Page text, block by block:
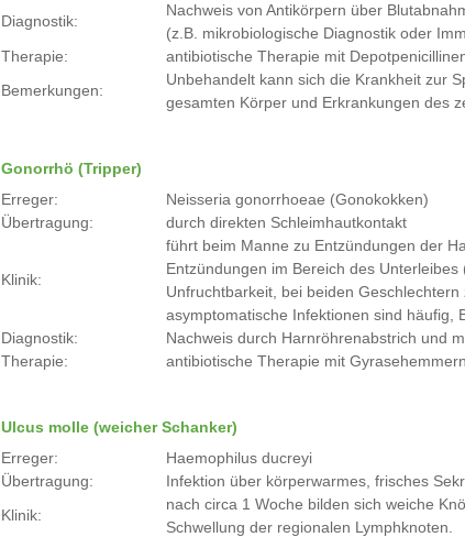
Diagnostik:
Nachweis von Antikörpern über
(z.B. mikrobiologische Diagnostik oder
Therapie:
antibiotische Therapie mit
Bemerkungen:
Unbehandelt kann sich die Krankheit zur
gesamten Körper und Erkrankungen des
Gonorrhö (Tripper)
Erreger:
Neisseria gonorrhoeae (Gonokokken)
Übertragung:
durch direkten Schleimhautkontakt
Klinik:
führt beim Manne zu Entzündungen der
Entzündungen im Bereich des
Unfruchtbarkeit, bei beiden
asymptomatische Infektionen sind häufig,
Diagnostik:
Nachweis durch Harnröhrenabstrich und
Therapie:
antibiotische Therapie mit
Ulcus molle (weicher Schanker)
Erreger:
Haemophilus ducreyi
Übertragung:
Infektion über körperwarmes, frisches
Klinik:
nach circa 1 Woche bilden sich weiche
Schwellung der regionalen Lymphknoten.